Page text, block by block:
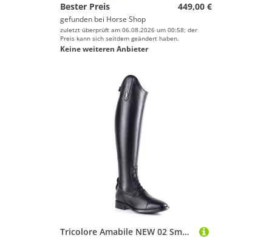
Bester Preis
449,00 €
gefunden bei Horse Shop
zuletzt überprüft am 06.08.2026 um 00:58; der
Preis kann sich seitdem geändert haben.
Keine weiteren Anbieter
Tricolore Amabile NEW 02 Smooth Glattleder Reitstiefel by DeNiro